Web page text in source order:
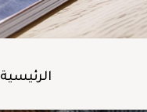
الرئيسية